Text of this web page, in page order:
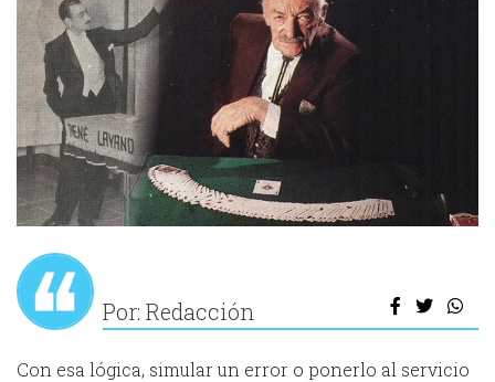
Por: Redacción
Con esa lógica, simular un error o ponerlo al servicio